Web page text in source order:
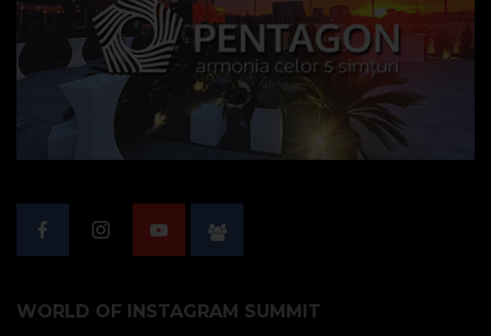
WORLD OF INSTAGRAM SUMMIT